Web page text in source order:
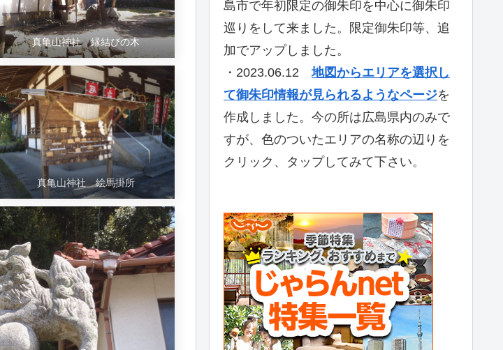
真亀山神社 縁結びの木
真亀山神社 絵馬掛所
島市で年初限定の御朱印を中心に御朱印
巡りをして来ました。限定御朱印等、追
加でアップしました。
・2023.06.12地図からエリアを選択し
て御朱印情報が見られるようなページを
作成しました。今の所は広島県内のみで
すが、色のついたエリアの名称の辺りを
クリック、タップしてみて下さい。